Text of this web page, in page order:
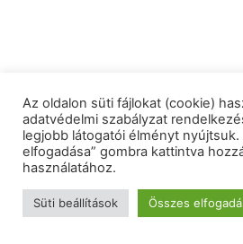
Az oldalon süti fájlokat (cookie)
adatvédelmi szabályzat
legjobb látogatói élményt nyújtsuk.
elfogadása” gombra kattintva
használatához.
Süti beállítások Összes